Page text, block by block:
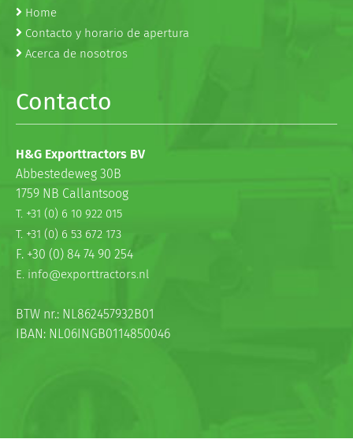
Home
Contacto y horario de apertura
Acerca de nosotros
Contacto
H&G Exporttractors BV
Abbestedeweg 30B
1759 NB Callantsoog
T. +31 (0) 6 10 922 015
T. +31 (0) 6 53 672 173
F. +30 (0) 84 74 90 254
E. info@exporttractors.nl
BTW nr.: NL862457932B01
IBAN: NL06INGB0114850046